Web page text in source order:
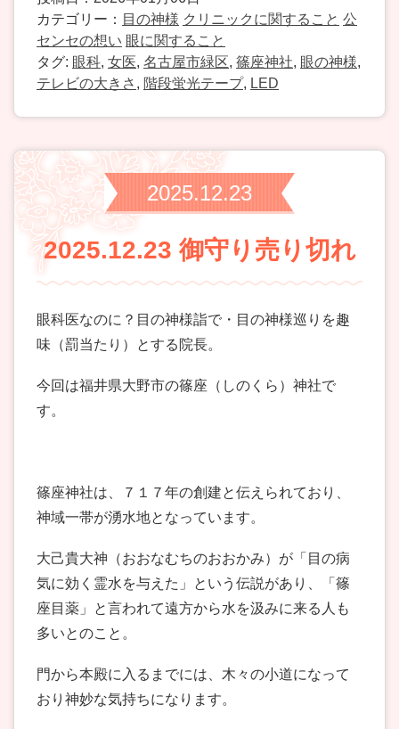
カテゴリー： 目の神様 クリニックに関すること 公
センセの想い 眼に関すること
タグ: 眼科, 女医, 名古屋市緑区, 篠座神社, 眼の神様,
テレビの大きさ , 階段蛍光テープ, LED
2025.12.23
2025.12.23 御守り売り切れ
眼科医なのに？目の神様詣で・目の神様巡りを趣
味（罰当たり）とする院長。
今回は福井県大野市の篠座（しのくら）神社で
す。
篠座神社は、７１７年の創建と伝えられており、
神域一帯が湧水地となっています。
大己貴大神（おおなむちのおおかみ）が「目の病
気に効く霊水を与えた」という伝説があり、「篠
座目薬」と言われて遠方から水を汲みに来る人も
多いとのこと。
門から本殿に入るまでには、木々の小道になって
おり神妙な気持ちになります。